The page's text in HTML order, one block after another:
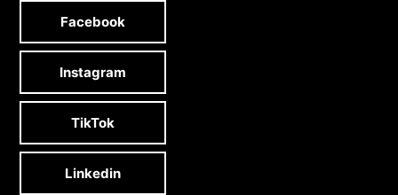
Facebook
Instagram
TikTok
Linkedin